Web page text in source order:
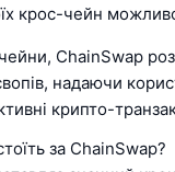
крос-чейн
ChainSwap
надаючи
крипто-
за ChainSwap?